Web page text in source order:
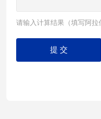
请输入计算结果（填写阿